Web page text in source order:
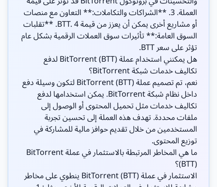
العملة. 3. **الشراكات والتكاملات:** التعاون مع منصات
أو مشاريع أخرى يمكن أن يعزز من قيمة BTT. 4. **تقلبات
السوق العامة:** تأثيرات سوق العملات الرقمية بشكل عام
تؤثر على سعر BTT.
هل يمكنني استخدام عملة BitTorrent (BTT) لدفع
تكاليف خدمات شبكة BitTorrent؟
نعم، تم تصميم عملة BitTorrent (BTT) لتكون وسيلة دفع
داخل نظام شبكة BitTorrent. يمكن استخدامها لدفع
تكاليف خدمات مثل تحميل المحتوى أو الوصول إلى
ملفات محددة. تهدف هذه العملة إلى تحسين تجربة
المستخدمين من خلال تقديم حوافز مالية للمشاركة في
توزيع المحتوى.
ما هي المخاطر المرتبطة بالاستثمار في عملة BitTorrent
(BTT)؟
الاستثمار في عملة BitTorrent (BTT) ينطوي على مخاطر